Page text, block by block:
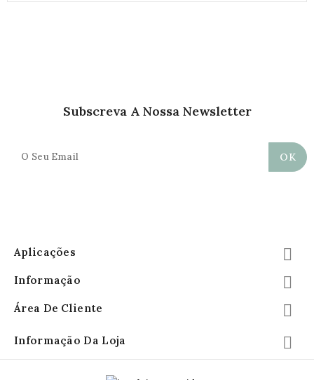
Subscreva A Nossa Newsletter
Aplicações 
Informação 
Área De Cliente 
Informação Da Loja 